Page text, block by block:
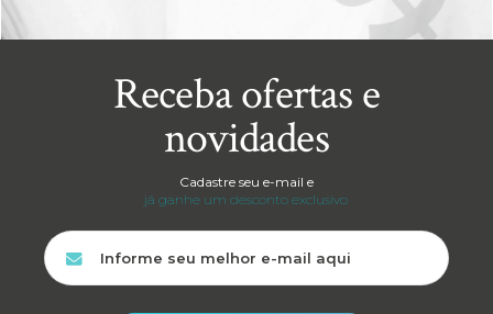
Receba ofertas e
novidades
Cadastre seu e-mail e
já ganhe um desconto exclusivo